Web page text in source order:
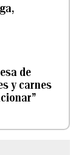
de
y carnes